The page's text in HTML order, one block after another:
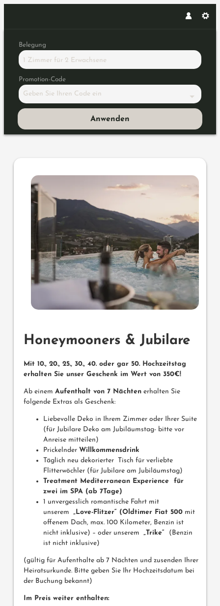
Belegung
1 Zimmer für 2 Erwachsene
Promotion-Code
Geben Sie Ihren Code ein
Anwenden
Angebotsdetails für
Honeymooners & Jubilare
Mit 10., 20., 25., 30., 40. oder gar 50. Hochzeitstag
erhalten Sie unser Geschenk im Wert von 350€!
Ab einem Aufenthalt von 7 Nächten erhalten Sie
folgende Extras als Geschenk:
Liebevolle Deko in Ihrem Zimmer oder Ihrer Suite
(für Jubilare Deko am Jubiläumstag- bitte vor
Anreise mitteilen)
Prickelnder Willkommensdrink
Täglich neu dekorierter Tisch für verliebte
Flitterwöchler (für Jubilare am Jubiläumstag)
Treatment Mediterranean Experience für
zwei im SPA (ab 7Tage)
1 unvergesslich romantische Fahrt mit
unserem „Love-Flitzer“ (Oldtimer Fiat 500 mit
offenem Dach, max. 100 Kilometer, Benzin ist
nicht inklusive) – oder unserem „Trike“
(Benzin
ist nicht inklusive)
(gültig für Aufenthalte ab 7 Nächten und zusenden Ihrer
Heiratsurkunde. Bitte geben Sie Ihr Hochzeitsdatum bei
der Buchung bekannt)
Im Preis weiter enthalten: